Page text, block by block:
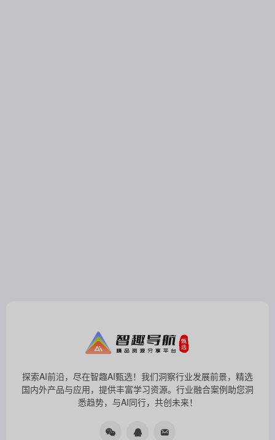
探索AI前沿，尽在智趣AI甄选！我们洞察行业发展前景，精选
国内外产品与应用，提供丰富学习资源。行业融合案例助您洞
悉趋势，与AI同行，共创未来！